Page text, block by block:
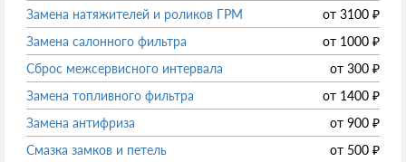
Замена натяжителей и роликов ГРМ
от 3100 ₽
Замена салонного фильтра
от 1000 ₽
Сброс межсервисного интервала
от 300 ₽
Замена топливного фильтра
от 1400 ₽
Замена антифриза
от 900 ₽
Смазка замков и петель
от 500 ₽